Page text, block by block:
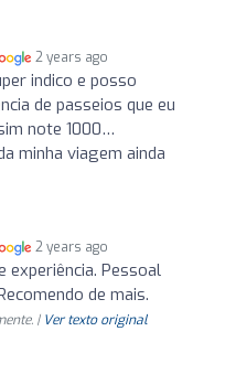
2 years ago
indico e posso
de passeios que eu
note 1000…
minha viagem ainda
2 years ago
experiência. Pessoal
de mais.
| Ver texto original